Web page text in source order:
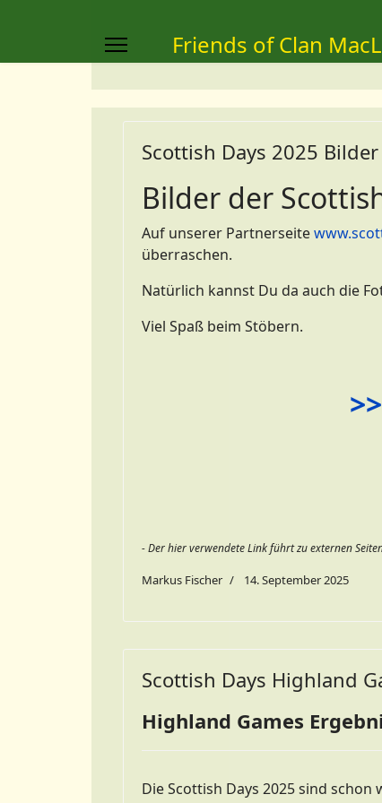
Friends of Clan
Scottish Days 2025 Bilder
Bilder der
Auf unserer Partnerseite
überraschen.
Natürlich kannst Du da auch die
Viel Spaß beim Stöbern.
- Der hier verwendete Link führt zu externen
Markus Fischer 14. September 2025
Scottish Days Highland
Highland Games
Die Scottish Days 2025 sind